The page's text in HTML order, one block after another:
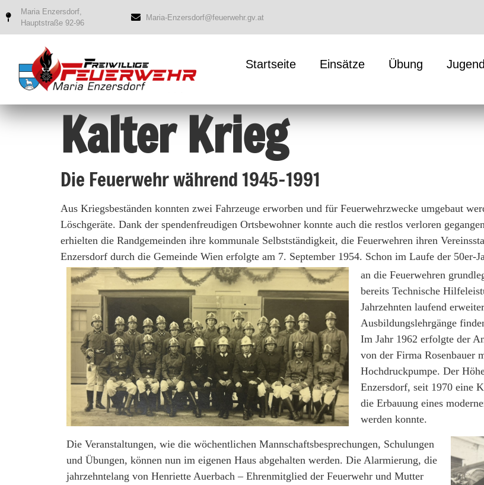
Maria Enzersdorf,
Hauptstraße 92-96
Maria-Enzersdorf@feuerwehr.gv.at
Startseite Einsätze Übung Jugend
Kalter Krieg
Die Feuerwehr während 1945-1991
Aus Kriegsbeständen konnten zwei Fahrzeuge erworben und für Feuerwehrzwecke umgebaut
Löschgeräte. Dank der spendenfreudigen Ortsbewohner konnte auch die restlos verloren
erhielten die Randgemeinden ihre kommunale Selbstständigkeit, die Feuerwehren ihren
Enzersdorf durch die Gemeinde Wien erfolgte am 7. September 1954. Schon im Laufe der 50er-
an die Feuerwehren
bereits Technische
Jahrzehnten laufend
Ausbildungslehrgänge
Im Jahr 1962 erfolgte der
von der Firma Rosenbauer
Hochdruckpumpe. Der
Enzersdorf, seit 1970 eine
die Erbauung eines
werden konnte.
Die Veranstaltungen, wie die wöchentlichen Mannschaftsbesprechungen, Schulungen
und Übungen, können nun im eigenen Haus abgehalten werden. Die Alarmierung, die
jahrzehntelang von Henriette Auerbach – Ehrenmitglied der Feuerwehr und Mutter